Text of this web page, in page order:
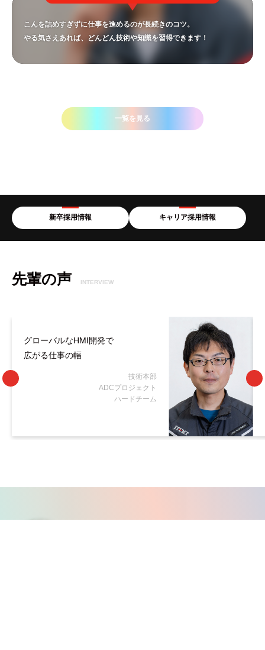
こんを詰めすぎずに仕事を進めるのが長続きのコツ。
やる気さえあれば、どんどん技術や知識を習得できます！
一覧を見る
新卒採用情報 キャリア採用情報
先輩の声 INTERVIEW
グローバルなHMI開発で
広がる仕事の幅
技術本部
ADCプロジェクト
ハードチーム